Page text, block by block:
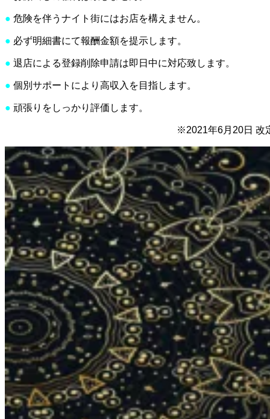
● 危険を伴うナイト街にはお店を構えません。
● 必ず明細書にて報酬金額を提示します。
● 退店による登録削除申請は即日中に対応致します。
● 個別サポートにより高収入を目指します。
● 頑張りをしっかり評価します。
※2021年6月20日 改